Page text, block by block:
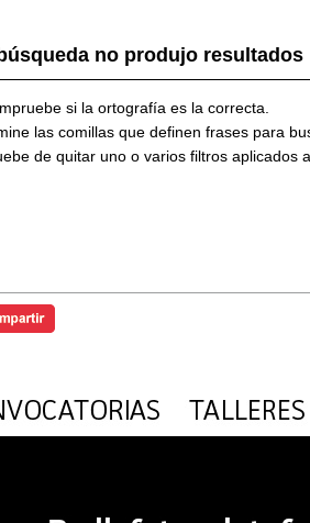
no produjo resultados
si la ortografía es la correcta.
las comillas que definen frases para
de quitar uno o varios filtros aplicados